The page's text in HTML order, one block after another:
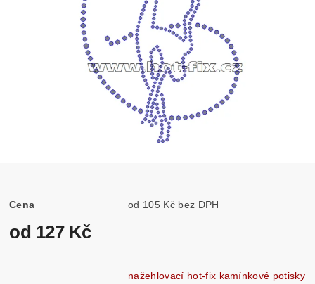
Cena od 105 Kč bez DPH
od 127 Kč
nažehlovací hot-fix kamínkové potisky